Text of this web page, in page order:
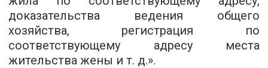
доказательства ведения общего
хозяйства, регистрация по
соответствующему адресу места
жительства жены и т. д.».